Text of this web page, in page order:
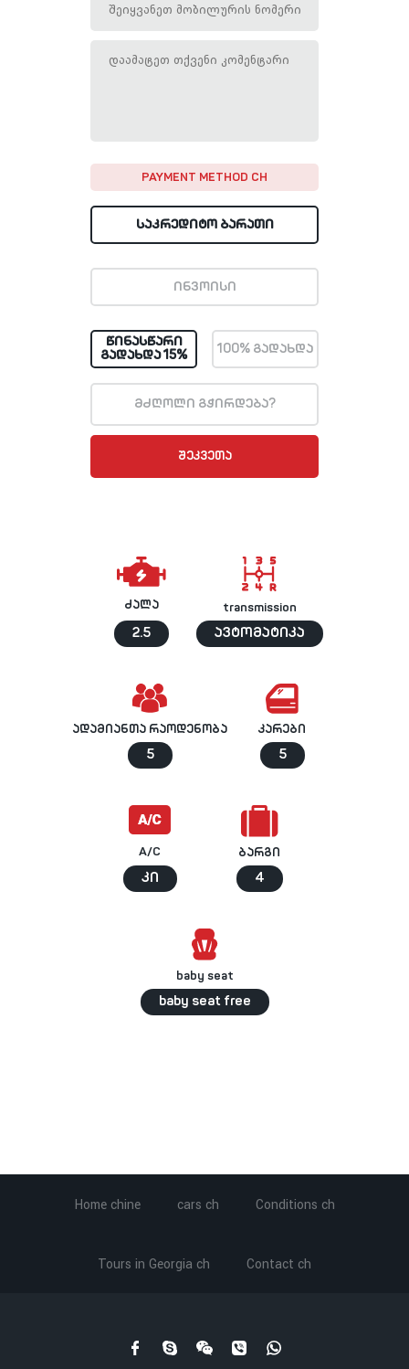
PAYMENT METHOD CH
ᲡᲐᲙᲠᲔᲓᲘᲢᲝ ᲑᲐᲠᲐᲗᲘ
ᲘᲜᲕᲝᲘᲡᲘ
ᲬᲘᲜᲐᲡᲬᲐᲠᲘ
ᲒᲐᲓᲐᲮᲓᲐ 15%
100% ᲒᲐᲓᲐᲮᲓᲐ
მძღოლი გჭირდება?
ᲨᲔᲙᲕᲔᲗᲐ
ძალა
2.5
transmission
ავტომატიკა
ადამიანთა რაოდენობა
5
კარები
5
A/C
კი
ბარგი
4
baby seat
baby seat free
Home chine cars ch Conditions ch
Tours in Georgia ch Contact ch